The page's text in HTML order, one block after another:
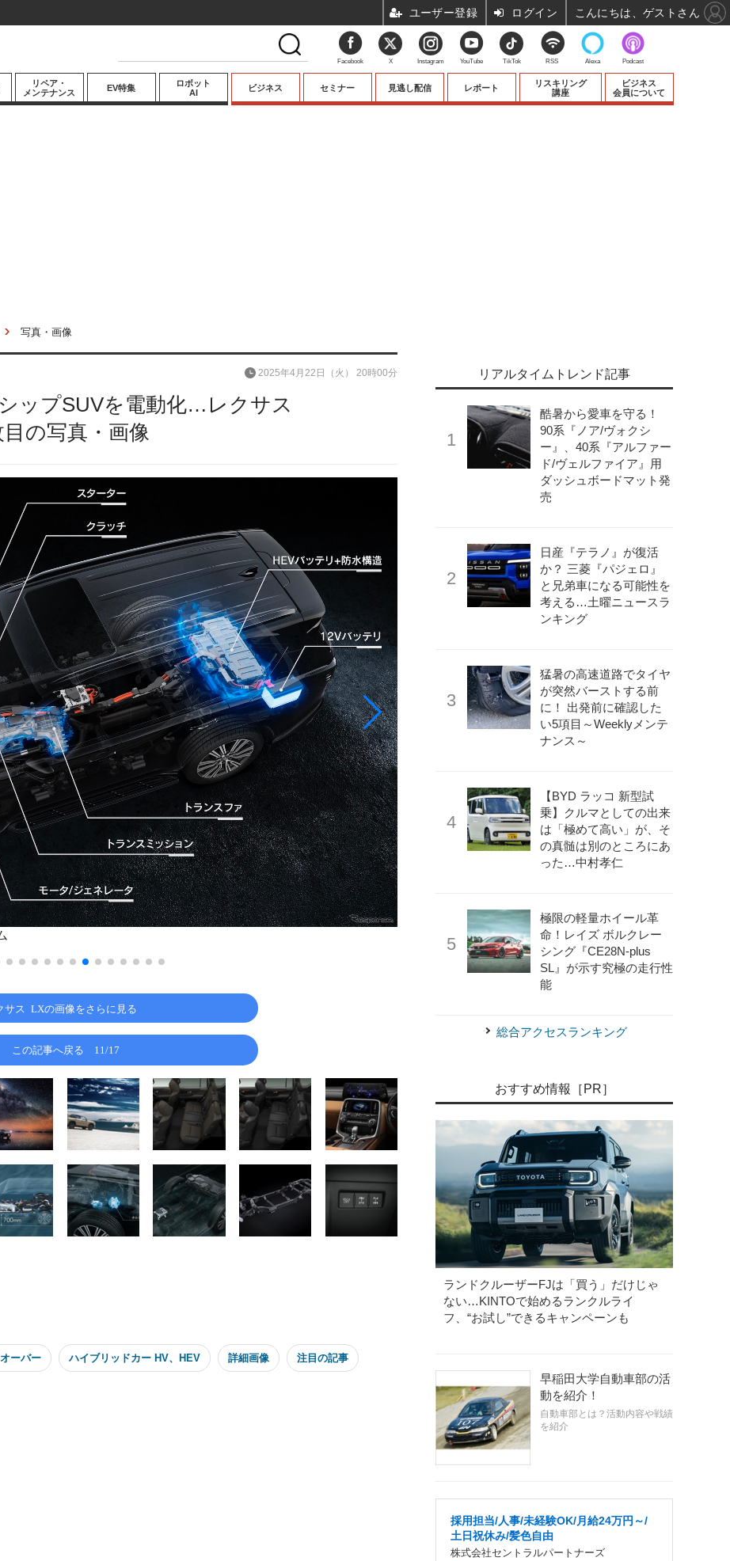
リペア・
メンテナンス
EV特集
ロボット
AI
ビジネス セミナー 見逃し配信 レポート
リスキリング
講座
ビジネス
会員について
写真・画像
ップSUVを電動化…レクサス
目の写真・画像
2025年4月22日（火） 20時00分
サス LXの画像をさらに見る
この記事へ戻る 11/17
ーバー ハイブリッドカー HV、HEV 詳細画像 注目の記事
リアルタイムトレンド記事
酷暑から愛車を守る！
90系『ノア/ヴォクシ
ー』、40系『アルファー
ド/ヴェルファイア』用
ダッシュボードマット発
売
日産『テラノ』が復活
か？ 三菱『パジェロ』
と兄弟車になる可能性を
考える…土曜ニュースラ
ンキング
猛暑の高速道路でタイヤ
が突然バーストする前
に！ 出発前に確認した
い5項目～Weeklyメンテ
ナンス～
【BYD ラッコ 新型試
乗】クルマとしての出来
は「極めて高い」が、そ
の真髄は別のところにあ
った…中村孝仁
極限の軽量ホイール革
命！レイズ ボルクレー
シング『CE28N-plus
SL』が示す究極の走行性
能
総合アクセスランキング
おすすめ情報［PR］
ランドクルーザーFJは「買う」だけじゃ
ない…KINTOで始めるランクルライ
フ、“お試し”できるキャンペーンも
早稲田大学自動車部の活
動を紹介！
自動車部とは？活動内容や戦績
を紹介
採用担当/人事/未経験OK/月給24万円～/
土日祝休み/髪色自由
株式会社セントラルパートナーズ
Facebook X Instagram YouTube TikTok RSS Alexa Podcast
ユーザー登録 ログイン こんにちは、ゲストさん